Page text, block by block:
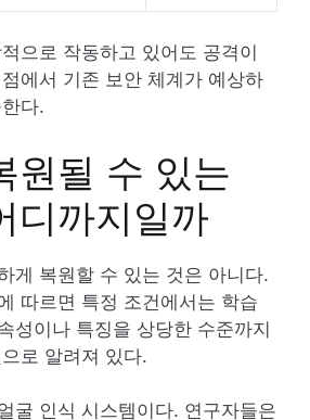
으로 작동하고 있어도 공격이
에서 기존 보안 체계가 예상하
다.
원될 수 있는
디까지일까
게 복원할 수 있는 것은 아니다.
따르면 특정 조건에서는 학습
성이나 특징을 상당한 수준까지
로 알려져 있다.
굴 인식 시스템이다. 연구자들은